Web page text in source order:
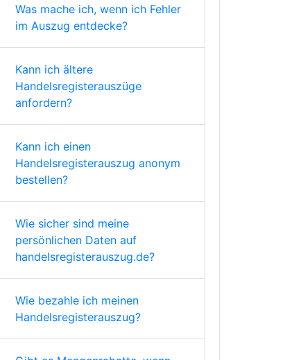
Was mache ich, wenn ich Fehler
im Auszug entdecke?
Kann ich ältere
Handelsregisterauszüge
anfordern?
Kann ich einen
Handelsregisterauszug anonym
bestellen?
Wie sicher sind meine
persönlichen Daten auf
handelsregisterauszug.de?
Wie bezahle ich meinen
Handelsregisterauszug?